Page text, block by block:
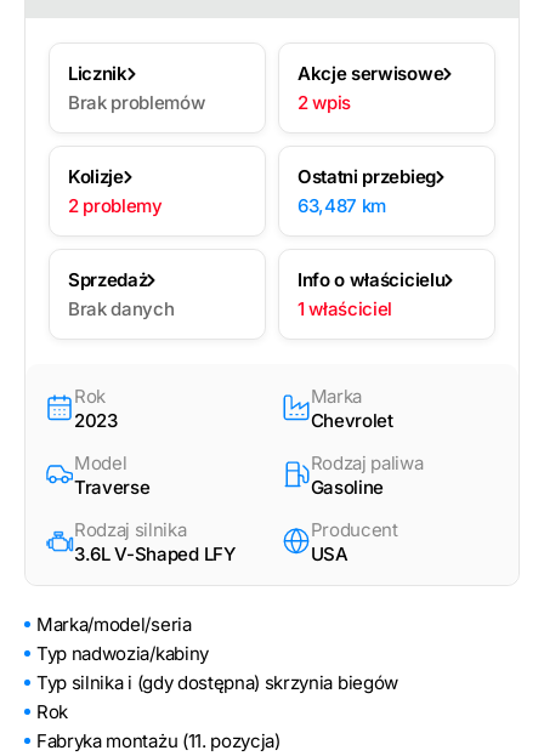
Licznik
Brak problemów
Akcje serwisowe
2 wpis
Kolizje
2 problemy
Ostatni przebieg
63,487 km
Sprzedaż
Brak danych
Info o właścicielu
1 właściciel
Rok
2023
Marka
Chevrolet
Model
Traverse
Rodzaj paliwa
Gasoline
Rodzaj silnika
3.6L V-Shaped LFY
Producent
USA
Marka/model/seria
Typ nadwozia/kabiny
Typ silnika i (gdy dostępna) skrzynia biegów
Rok
Fabryka montażu (11. pozycja)